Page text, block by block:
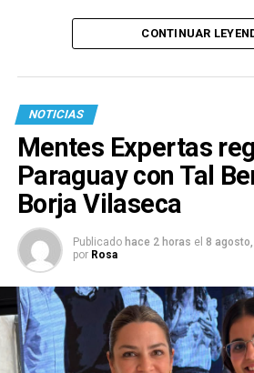
CONTINUAR
NOTICIAS
Mentes Expertas
Paraguay con Tal
Borja Vilaseca
Publicado hace 2 horas el 8
por Rosa